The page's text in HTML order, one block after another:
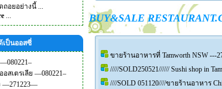
ถอยอย่างนี้ ...
...
เป็นออสซี่
อสเตรเลีย —080221–
—271223—
BUY&SALE
ขายร้านอาหารที่ Tamworth NSW ---
/////SOLD250521////// Sushi shop in
////SOLD 051120////ขายร้านอาหาร